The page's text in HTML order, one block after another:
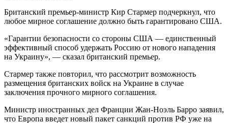
Британский премьер-министр Кир Стармер подчеркнул, что
любое мирное соглашение должно быть гарантировано США.
«Гарантии безопасности со стороны США — единственный
эффективный способ удержать Россию от нового нападения
на Украину», — сказал британский премьер.
Стармер также повторил, что рассмотрит возможность
размещения британских войск на Украине в случае
заключения прочного мирного соглашения.
Министр иностранных дел Франции Жан-Ноэль Барро заявил,
что Европа введет новый пакет санкций против РФ уже на